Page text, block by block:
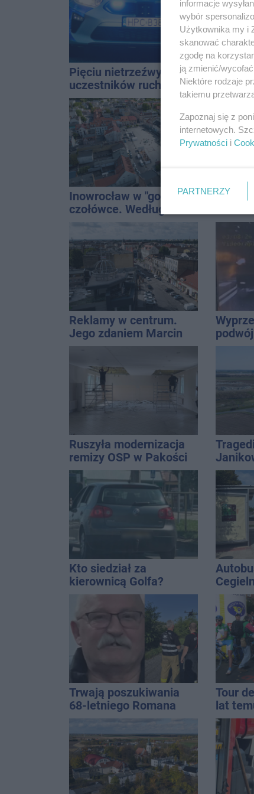
Pięciu nietrzeźwych
uczestników ruchu
wpadło w ręce policji.
Rekordzista miał 2,6
promila
ENEJ i
święta
Inowrocław w "gorącej"
czołówce. Według
analizy Onetu nasze
miasto jest jednym z
najbardziej narażonych
na upały
osoba,
Reklamy w centrum.
Jego zdaniem Marcin
Wroński jest w błędzie
Ruszyła modernizacja
remizy OSP w Pakości
Kto siedział za
kierownicą Golfa?
Kierowca zbiegł po
Trwają poszukiwania
68-letniego Romana
Kucały
Tour
lat
informacje
wybór
Użytkownika my i
skanować
zgodę na
ją zmienić/
Niektóre rodzaje
takiemu
Zapoznaj się z
internetowych.
Prywatności i
PARTNERZY